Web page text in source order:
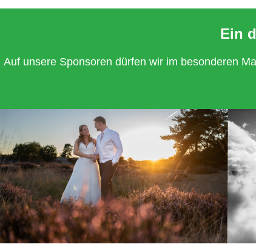
Ein
Auf unsere Sponsoren dürfen wir im besonderen